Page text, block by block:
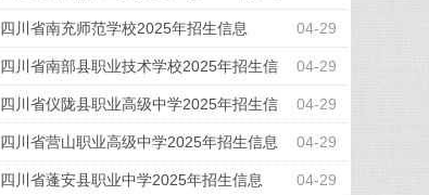
信息 04-29
四川省南充师范学校2025年招生信息
04-29
四川省南部县职业技术学校2025年招生信
息 04-29
四川省仪陇县职业高级中学2025年招生信
息 04-29
四川省营山职业高级中学2025年招生信息
04-29
四川省蓬安县职业中学2025年招生信息